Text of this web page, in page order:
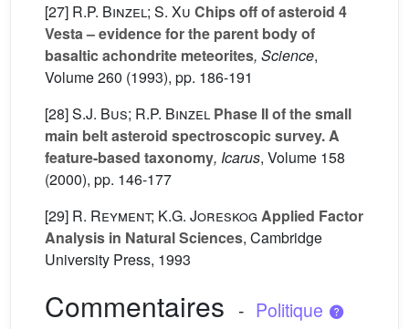
[27] R.P. Binzel; S. Xu Chips off of asteroid 4
Vesta – evidence for the parent body of
basaltic achondrite meteorites, Science,
Volume 260 (1993), pp. 186-191
[28]S.J. Bus; R.P. Binzel Phase II of the small
main belt asteroid spectroscopic survey. A
feature-based taxonomy, Icarus, Volume 158
(2000), pp. 146-177
[29] R. Reyment; K.G. Joreskog Applied Factor
Analysis in Natural Sciences, Cambridge
University Press, 1993
Commentaires - Politique